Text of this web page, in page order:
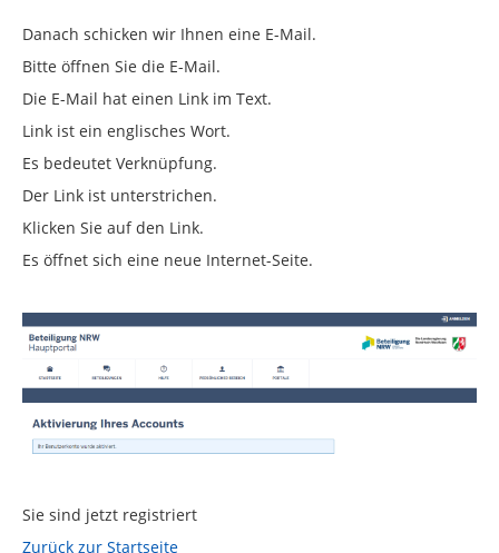
Danach schicken wir Ihnen eine E-Mail.
Bitte öffnen Sie die E-Mail.
Die E-Mail hat einen Link im Text.
Link ist ein englisches Wort.
Es bedeutet Verknüpfung.
Der Link ist unterstrichen.
Klicken Sie auf den Link.
Es öffnet sich eine neue Internet-Seite.
Sie sind jetzt registriert
Zurück zur Startseite